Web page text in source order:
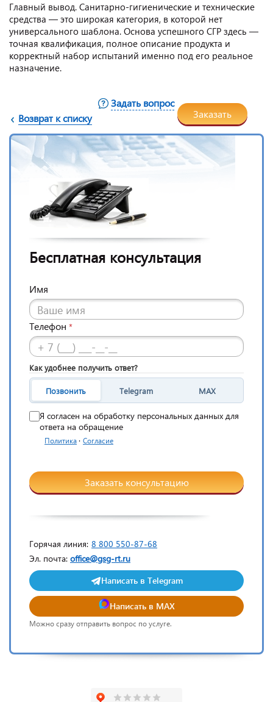
Главный вывод. Санитарно-гигиенические и технические
средства — это широкая категория, в которой нет
универсального шаблона. Основа успешного СГР здесь —
точная квалификация, полное описание продукта и
корректный набор испытаний именно под его реальное
назначение.
Возврат к списку
Задать вопрос
Заказать
Бесплатная консультация
Имя
Телефон *
Как удобнее получить ответ?
Позвонить Telegram MAX
Я согласен на обработку персональных данных для
ответа на обращение
Политика · Согласие
Заказать консультацию
Горячая линия: 8 800 550-87-68
Эл. почта: office@gsg-rt.ru
Написать в Telegram
Написать в MAX
Можно сразу отправить вопрос по услуге.